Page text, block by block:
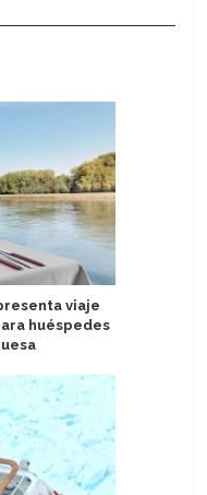
viaje
huéspedes